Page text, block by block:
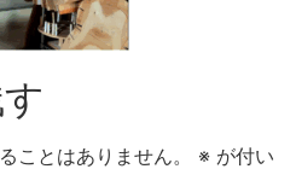
ことはありません。 ※ が付い